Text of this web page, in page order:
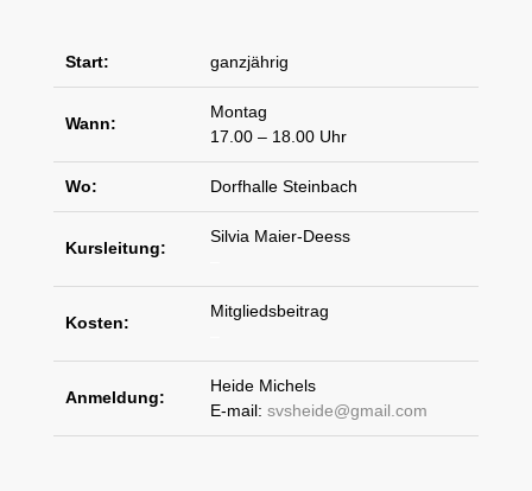
Start: ganzjährig
Wann:
Montag
17.00 – 18.00 Uhr
Wo: Dorfhalle Steinbach
Kursleitung:
Silvia Maier-Deess
Kosten:
Mitgliedsbeitrag
Anmeldung:
Heide Michels
E-mail: svsheide@gmail.com